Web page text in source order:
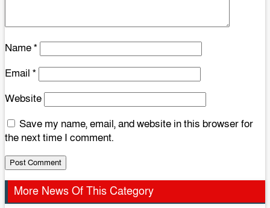
Name*
Email *
Website
Save my name, email, and website in this browser for
the next time I comment.
More News Of This Category